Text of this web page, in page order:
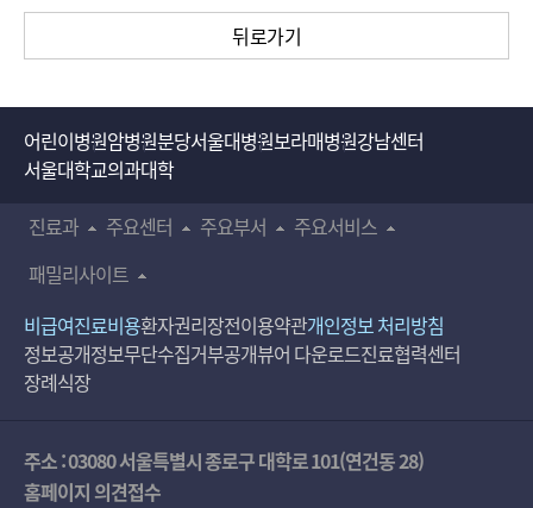
뒤로가기
어린이병원암병원분당서울대병원보라매병원강남센터
서울대학교의과대학
진료과
주요센터 주요부서
주요서비스
패밀리사이트
비급여진료비용환자권리장전이용약관개인정보 처리방침
정보공개정보무단수집거부공개뷰어 다운로드진료협력센터
장례식장
주소 : 03080 서울특별시 종로구 대학로 101(연건동 28)
홈페이지 의견접수